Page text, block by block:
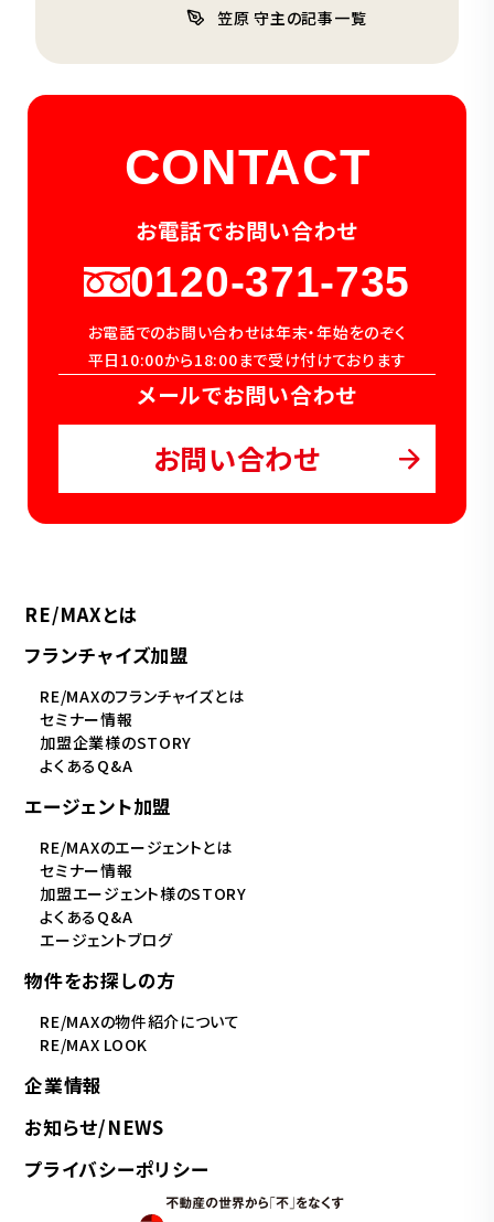
笠原 守主の記事一覧
CONTACT
お電話でお問い合わせ
0120-371-735
お電話でのお問い合わせは年末・年始をのぞく
平日10:00から18:00まで受け付けております
メールでお問い合わせ
お問い合わせ
RE/MAXとは
フランチャイズ加盟
RE/MAXのフランチャイズとは
セミナー情報
加盟企業様のSTORY
よくあるQ&A
エージェント加盟
RE/MAXのエージェントとは
セミナー情報
加盟エージェント様のSTORY
よくあるQ&A
エージェントブログ
物件をお探しの方
RE/MAXの物件紹介について
RE/MAX LOOK
企業情報
お知らせ/NEWS
プライバシーポリシー